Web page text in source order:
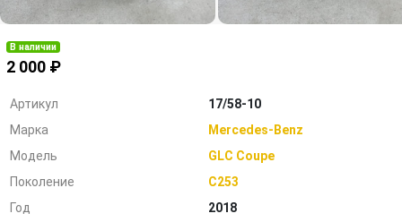
В наличии
2 000 ₽
Артикул
17/58-10
Марка
Mercedes-Benz
Модель
GLC Coupe
Поколение
C253
Год
2018